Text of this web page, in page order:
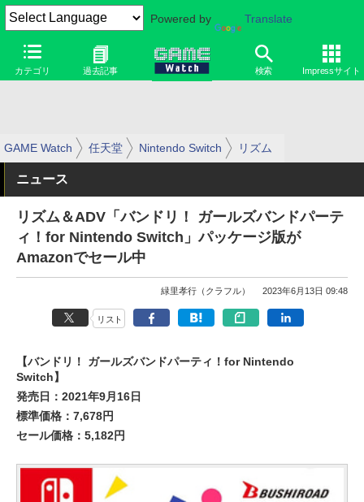
Powered by Translate
カテゴリ 過去記事 検索 Impressサイト
GAME Watch 任天堂 Nintendo Switch リズム
ニュース
リズム＆ADV「バンドリ！ ガールズバンドパーテ
ィ！for Nintendo Switch」パッケージ版が
Amazonでセール中
緑里孝行（クラフル） 2023年6月13日 09:48
リスト
【バンドリ！ ガールズバンドパーティ！for Nintendo
Switch】
発売日：2021年9月16日
標準価格：7,678円
セール価格：5,182円